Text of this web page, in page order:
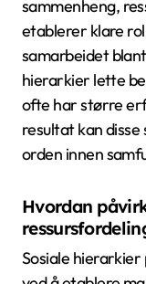
tradisjonelle
disse hierarkiene
samfunnsverdier
Hva er de
til sosiale
sammenheng,
etablerer klare
samarbeidet
hierarkier lette